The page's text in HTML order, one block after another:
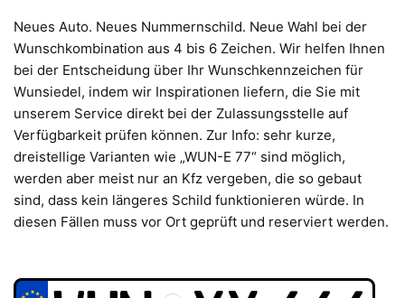
Neues Auto. Neues Nummernschild. Neue Wahl bei der
Wunschkombination aus 4 bis 6 Zeichen. Wir helfen Ihnen
bei der Entscheidung über Ihr Wunschkennzeichen für
Wunsiedel, indem wir Inspirationen liefern, die Sie mit
unserem Service direkt bei der Zulassungsstelle auf
Verfügbarkeit prüfen können. Zur Info: sehr kurze,
dreistellige Varianten wie „WUN-E 77“ sind möglich,
werden aber meist nur an Kfz vergeben, die so gebaut
sind, dass kein längeres Schild funktionieren würde. In
diesen Fällen muss vor Ort geprüft und reserviert werden.